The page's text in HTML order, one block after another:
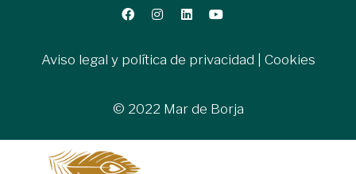
Aviso legal y política de privacidad Cookies
© 2022 Mar de Borja